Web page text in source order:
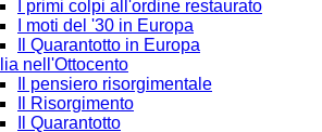
I primi colpi all'ordine restaurato
I moti del '30 in Europa
Il Quarantotto in Europa
nell'Ottocento
Il pensiero risorgimentale
Il Risorgimento
Il Quarantotto